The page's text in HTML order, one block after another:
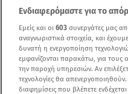
Ενδιαφερόμαστε για το
Εμείς και οι 603 συνεργάτες μας
αναγνωριστικά στοιχεία, και
δυνατή η ενεργοποίηση
εμφανίζονται παρακάτω, για τους
την παροχή υπηρεσιών. Αν
τεχνολογίες θα
διαφημίσεις που βλέπετε